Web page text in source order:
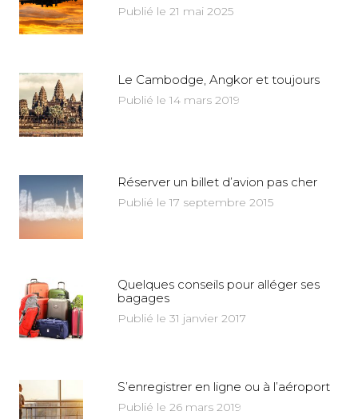
Publié le 21 mai 2025
Le Cambodge, Angkor et toujours
Publié le 14 mars 2019
Réserver un billet d’avion pas cher
Publié le 17 septembre 2015
Quelques conseils pour alléger ses
bagages
Publié le 31 janvier 2017
S’enregistrer en ligne ou à l’aéroport
Publié le 26 mars 2019